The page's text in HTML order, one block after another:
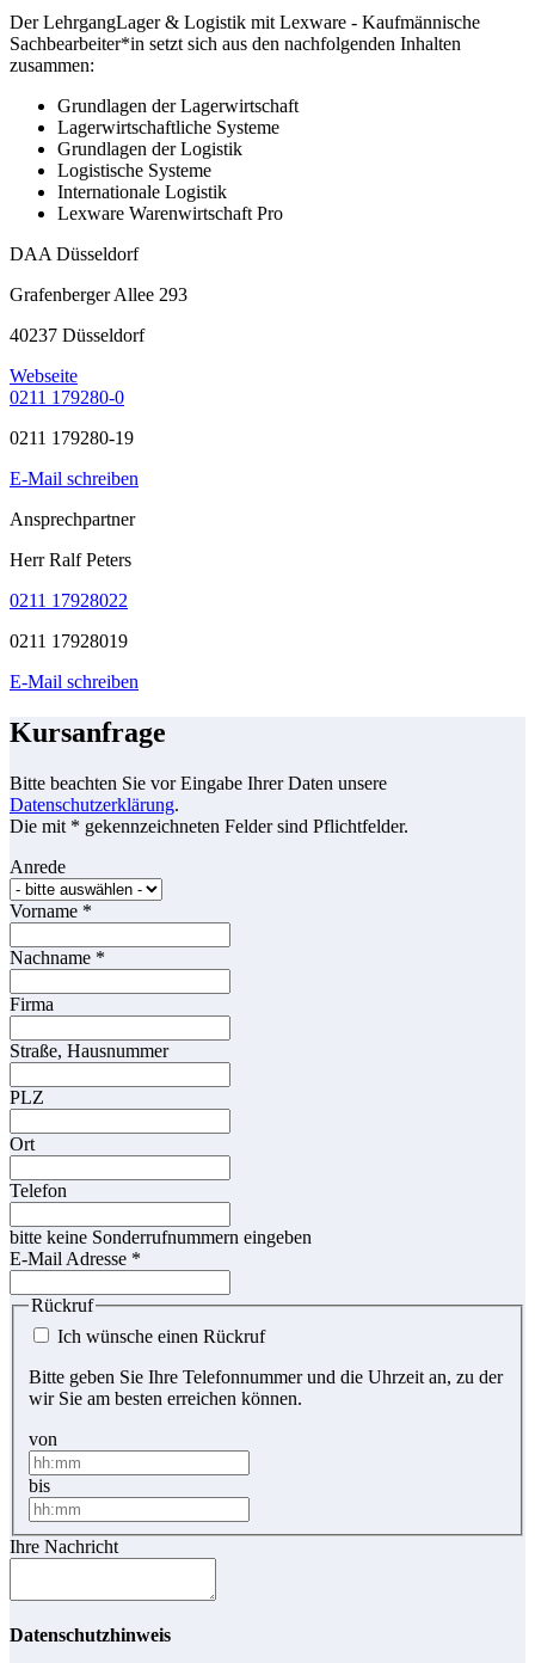
Der LehrgangLager & Logistik mit Lexware - Kaufmännische
Sachbearbeiter*in setzt sich aus den nachfolgenden Inhalten
zusammen:
Grundlagen der Lagerwirtschaft
Lagerwirtschaftliche Systeme
Grundlagen der Logistik
Logistische Systeme
Internationale Logistik
Lexware Warenwirtschaft Pro
DAA Düsseldorf
Grafenberger Allee 293
40237 Düsseldorf
Webseite
0211 179280-0
0211 179280-19
E-Mail schreiben
Ansprechpartner
Herr Ralf Peters
0211 17928022
0211 17928019
E-Mail schreiben
Kursanfrage
Bitte beachten Sie vor Eingabe Ihrer Daten unsere
Datenschutzerklärung.
Die mit * gekennzeichneten Felder sind Pflichtfelder.
Anrede
Vorname *
Nachname *
Firma
Straße, Hausnummer
PLZ
Ort
Telefon
bitte keine Sonderrufnummern eingeben
E-Mail Adresse *
Rückruf
Ich wünsche einen Rückruf
Bitte geben Sie Ihre Telefonnummer und die Uhrzeit an, zu der
wir Sie am besten erreichen können.
von
bis
Ihre Nachricht
Datenschutzhinweis